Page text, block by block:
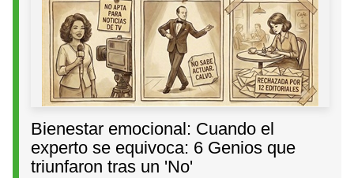
Bienestar emocional: Cuando el
experto se equivoca: 6 Genios que
triunfaron tras un 'No'